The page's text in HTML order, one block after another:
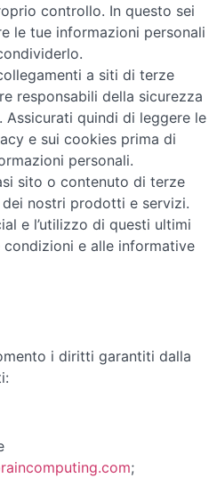
controllo. In questo sei
le tue informazioni personali
a siti di terze
responsabili della sicurezza
quindi di leggere le
e sui cookies prima di
personali.
sito o contenuto di terze
nostri prodotti e servizi.
e l’utilizzo di questi ultimi
e alle informative
i diritti garantiti dalla
;